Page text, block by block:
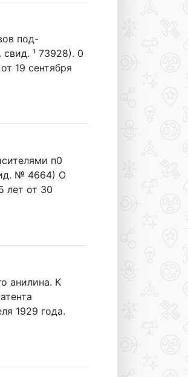
под-
¹ 73928). 0
19 сентября
п0
№ 4664) О
лет от 30
анилина. К
1929 года.